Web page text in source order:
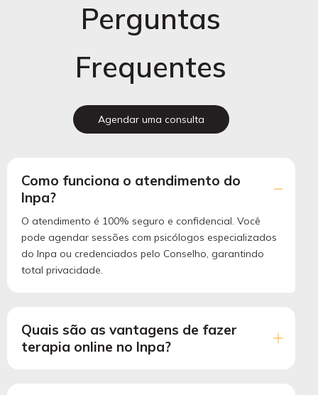
Como funciona o atendimento do
Inpa?
O atendimento é 100% seguro e confidencial. Você
pode agendar sessões com psicólogos especializados
do Inpa ou credenciados pelo Conselho, garantindo
total privacidade.
Quais são as vantagens de fazer
terapia online no Inpa?
Perguntas
Frequentes
Agendar uma consulta